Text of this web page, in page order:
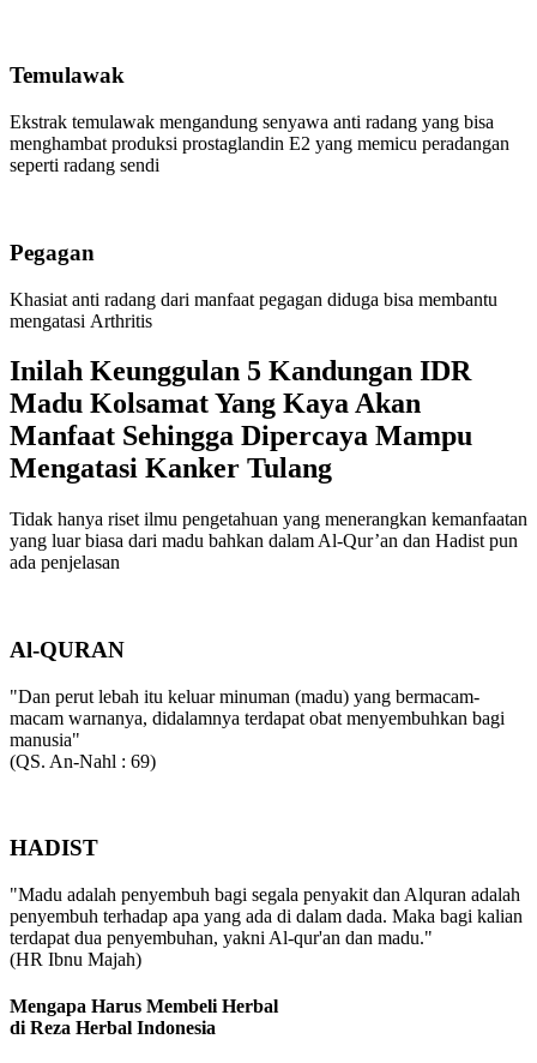
Temulawak
Ekstrak temulawak mengandung senyawa anti radang yang bisa
menghambat produksi prostaglandin E2 yang memicu peradangan
seperti radang sendi
Pegagan
Khasiat anti radang dari manfaat pegagan diduga bisa membantu
mengatasi Arthritis
Inilah Keunggulan 5 Kandungan IDR
Madu Kolsamat Yang Kaya Akan
Manfaat Sehingga Dipercaya Mampu
Mengatasi Kanker Tulang
Tidak hanya riset ilmu pengetahuan yang menerangkan kemanfaatan
yang luar biasa dari madu bahkan dalam Al-Qur’an dan Hadist pun
ada penjelasan
Al-QURAN
"Dan perut lebah itu keluar minuman (madu) yang bermacam-
macam warnanya, didalamnya terdapat obat menyembuhkan bagi
manusia"
(QS. An-Nahl : 69)
HADIST
"Madu adalah penyembuh bagi segala penyakit dan Alquran adalah
penyembuh terhadap apa yang ada di dalam dada. Maka bagi kalian
terdapat dua penyembuhan, yakni Al-qur'an dan madu."
(HR Ibnu Majah)
Mengapa Harus Membeli Herbal
di Reza Herbal Indonesia